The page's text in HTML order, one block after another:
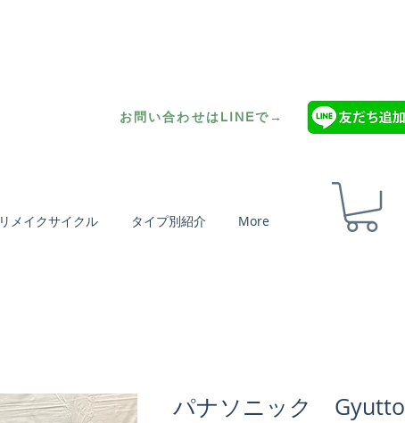
お問い合わせはLINEで→
リメイクサイクル タイプ別紹介 More
パナソニック Gyutto